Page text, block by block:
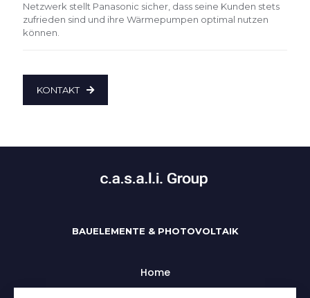
Netzwerk stellt Panasonic sicher, dass seine Kunden stets
zufrieden sind und ihre Wärmepumpen optimal nutzen
können.
KONTAKT
BAUELEMENTE & PHOTOVOLTAIK
Home